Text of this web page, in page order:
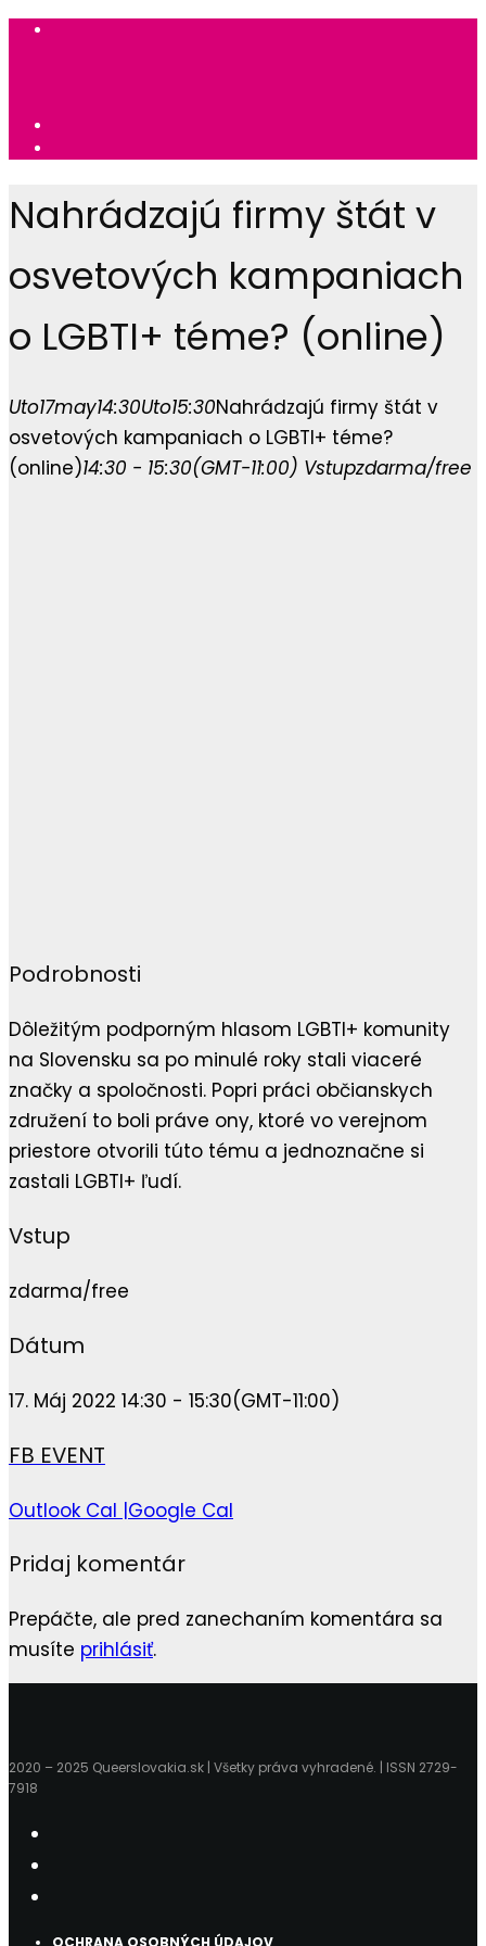
Nahrádzajú firmy štát v
osvetových kampaniach
o LGBTI+ téme? (online)
Uto17may14:30Uto15:30Nahrádzajú firmy štát v
osvetových kampaniach o LGBTI+ téme?
(online)14:30 - 15:30(GMT-11:00) Vstupzdarma/free
Podrobnosti
Dôležitým podporným hlasom LGBTI+ komunity
na Slovensku sa po minulé roky stali viaceré
značky a spoločnosti. Popri práci občianskych
združení to boli práve ony, ktoré vo verejnom
priestore otvorili túto tému a jednoznačne si
zastali LGBTI+ ľudí.
Vstup
zdarma/free
Dátum
17. Máj 2022 14:30 - 15:30(GMT-11:00)
FB EVENT
Outlook Cal |Google Cal
Pridaj komentár
Prepáčte, ale pred zanechaním komentára sa
musíte prihlásiť.
2020 – 2025 Queerslovakia.sk | Všetky práva vyhradené. | ISSN 2729-
7918